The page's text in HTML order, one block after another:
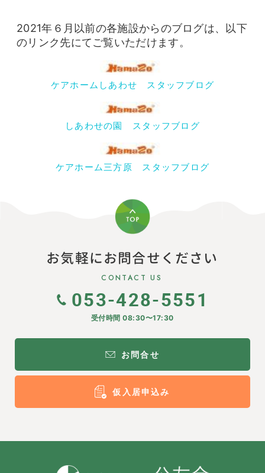
2021年６月以前の各施設からのブログは、以下
のリンク先にてご覧いただけます。
ケアホームしあわせ スタッフブログ
しあわせの園 スタッフブログ
ケアホーム三方原 スタッフブログ
お気軽にお問合せください
CONTACT US
053-428-5551
受付時間 08:30〜17:30
お問合せ
仮入居申込み